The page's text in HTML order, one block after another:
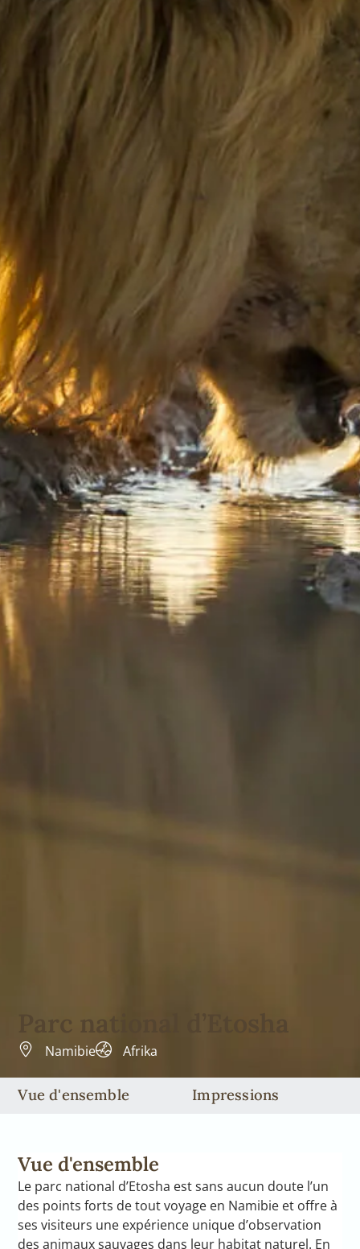
Parc national d’Etosha
Namibie Afrika
Vue d'ensemble Impressions
Vue d'ensemble
Le parc national d’Etosha est sans aucun doute l’un
des points forts de tout voyage en Namibie et offre à
ses visiteurs une expérience unique d’observation
des animaux sauvages dans leur habitat naturel. En